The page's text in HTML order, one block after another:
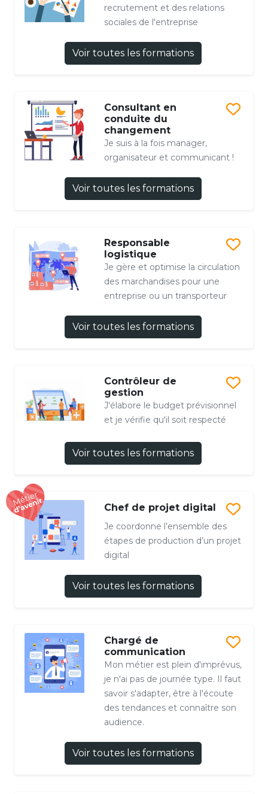
recrutement et des relations
sociales de l'entreprise
Voir toutes les formations
Consultant en
conduite du
changement
Je suis à la fois manager,
organisateur et communicant !
Voir toutes les formations
Responsable
logistique
Je gère et optimise la circulation
des marchandises pour une
entreprise ou un transporteur
Voir toutes les formations
Contrôleur de
gestion
J'élabore le budget prévisionnel
et je vérifie qu'il soit respecté
Voir toutes les formations
Chef de projet digital
Je coordonne l’ensemble des
étapes de production d’un projet
digital
Voir toutes les formations
Chargé de
communication
Mon métier est plein d'imprévus,
je n'ai pas de journée type. Il faut
savoir s'adapter, être à l'écoute
des tendances et connaître son
audience.
Voir toutes les formations